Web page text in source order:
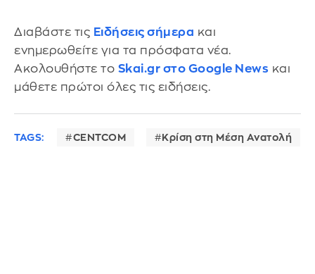
Διαβάστε τις Ειδήσεις σήμερα και
ενημερωθείτε για τα πρόσφατα νέα.
Ακολουθήστε το Skai.gr στο Google News και
μάθετε πρώτοι όλες τις ειδήσεις.
TAGS: CENTCOM Κρίση στη Μέση Ανατολή